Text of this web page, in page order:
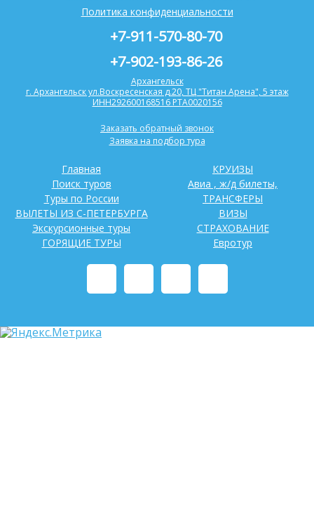
Политика конфиденциальности
Главная
Поиск туров
Туры по России
ВЫЛЕТЫ ИЗ С-ПЕТЕРБУРГА
Экскурсионные туры
ГОРЯЩИЕ ТУРЫ
КРУИЗЫ
Авиа , ж/д билеты,
ТРАНСФЕРЫ
ВИЗЫ
СТРАХОВАНИЕ
Евротур
+7-911-570-80-70
+7-902-193-86-26
Архангельск
г. Архангельск ул.Воскресенская д.20, ТЦ "Титан Арена", 5 этаж
ИНН292600168516 РТА0020156
Заказать обратный звонок
Заявка на подбор тура